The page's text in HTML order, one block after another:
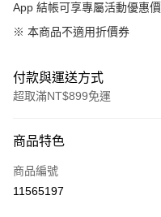
App 結帳可享專屬活動優惠價
※ 本商品不適用折價券
付款與運送方式
超取滿NT$899免運
信用卡一次付款
信用卡分期付款
商品特色
商品編號
11565197